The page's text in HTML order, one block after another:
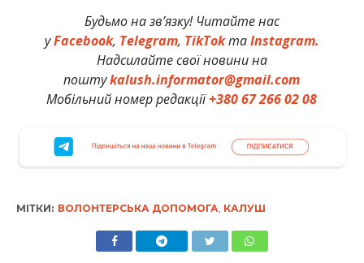
Будьмо на зв’язку! Читайте нас
уFacebook, Telegram, TikTokтаInstagram.
Надсилайте свої новини на
поштуkalush.informator@gmail.com
Мобільний номер редакції+380 67 266 02 08
МІТКИ: ВОЛОНТЕРСЬКА ДОПОМОГА, КАЛУШ